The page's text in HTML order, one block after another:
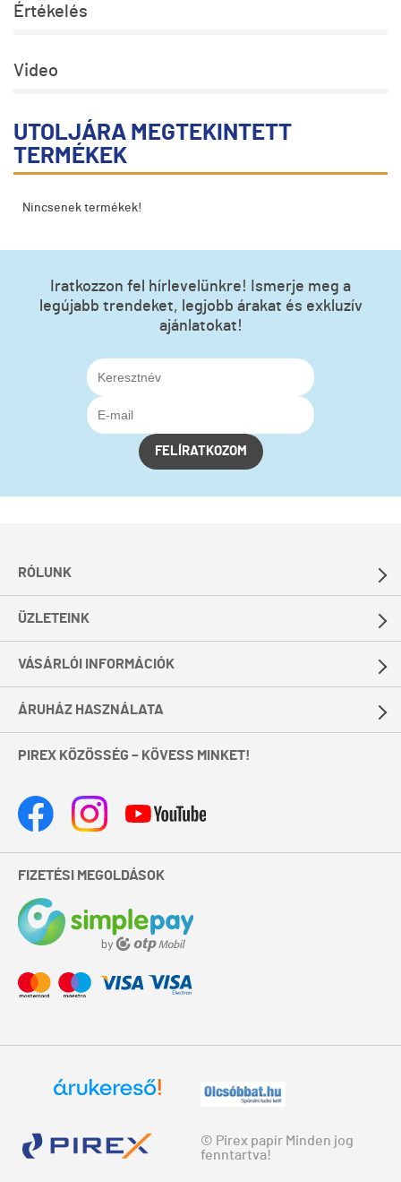
Értékelés
Video
UTOLJÁRA MEGTEKINTETT
TERMÉKEK
Nincsenek termékek!
Iratkozzon fel hírlevelünkre! Ismerje meg a
legújabb trendeket, legjobb árakat és exkluzív
ajánlatokat!
FELÍRATKOZOM
RÓLUNK
ÜZLETEINK
VÁSÁRLÓI INFORMÁCIÓK
ÁRUHÁZ HASZNÁLATA
PIREX KÖZÖSSÉG – KÖVESS MINKET!
FIZETÉSI MEGOLDÁSOK
© Pirex papír Minden jog
fenntartva!